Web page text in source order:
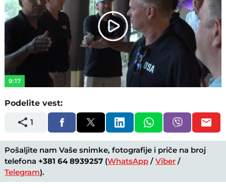
Play
Video
9:17
Podelite vest:
1
Pošaljite nam Vaše snimke, fotografije i priče na broj
telefona +381 64 8939257 (WhatsApp /Viber /
Telegram).